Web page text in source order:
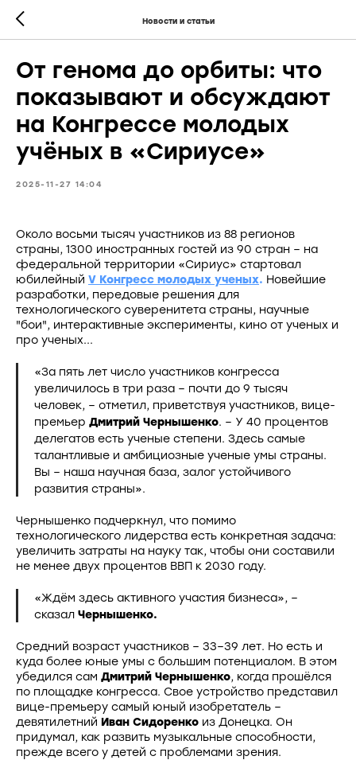
Новости и статьи
От генома до орбиты: что
показывают и обсуждают
на Конгрессе молодых
учёных в «Сириусе»
2025-11-27 14:04
Около восьми тысяч участников из 88 регионов
страны, 1300 иностранных гостей из 90 стран – на
федеральной территории «Сириус» стартовал
юбилейный V Конгресс молодых ученых. Новейшие
разработки, передовые решения для
технологического суверенитета страны, научные
"бои", интерактивные эксперименты, кино от ученых и
про ученых...
«За пять лет число участников конгресса
увеличилось в три раза – почти до 9 тысяч
человек, – отметил, приветствуя участников, вице-
премьер Дмитрий Чернышенко. – У 40 процентов
делегатов есть ученые степени. Здесь самые
талантливые и амбициозные ученые умы страны.
Вы – наша научная база, залог устойчивого
развития страны».
Чернышенко подчеркнул, что помимо
технологического лидерства есть конкретная задача:
увеличить затраты на науку так, чтобы они составили
не менее двух процентов ВВП к 2030 году.
«Ждём здесь активного участия бизнеса», –
сказал Чернышенко.
Средний возраст участников – 33–39 лет. Но есть и
куда более юные умы с большим потенциалом. В этом
убедился сам Дмитрий Чернышенко, когда прошёлся
по площадке конгресса. Свое устройство представил
вице-премьеру самый юный изобретатель –
девятилетний Иван Сидоренко из Донецка. Он
придумал, как развить музыкальные способности,
прежде всего у детей с проблемами зрения.